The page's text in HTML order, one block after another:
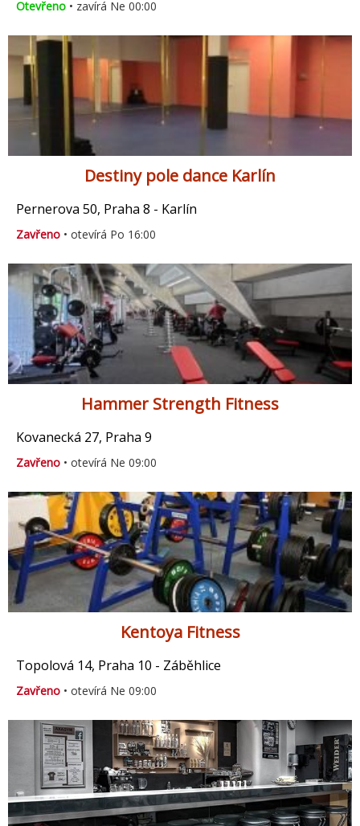
Otevřeno • zavírá Ne 00:00
Destiny pole dance Karlín
Pernerova 50, Praha 8 - Karlín
Zavřeno • otevírá Po 16:00
Hammer Strength Fitness
Kovanecká 27, Praha 9
Zavřeno • otevírá Ne 09:00
Kentoya Fitness
Topolová 14, Praha 10 - Záběhlice
Zavřeno • otevírá Ne 09:00